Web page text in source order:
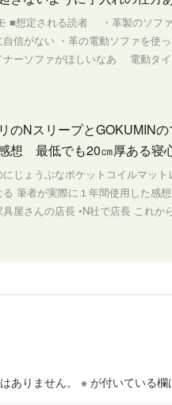
■想定される読者 ・革製のソファ
自信がない ・革の電動ソファを使
ナーソファがほしいなあ 電動タ
のNスリープとGOKUMIN
想 最低でも20㎝厚ある寝
にじょうぶなポケットコイルマッ
る 筆者が実際に１年間使用した感
具屋さんの店長 •N社で店長 これか
ありません。 ※ が付いている欄